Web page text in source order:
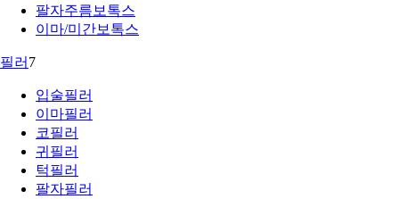
팔자주름보톡스
이마/미간보톡스
필러 7
입술필러
이마필러
코필러
귀필러
턱필러
팔자필러